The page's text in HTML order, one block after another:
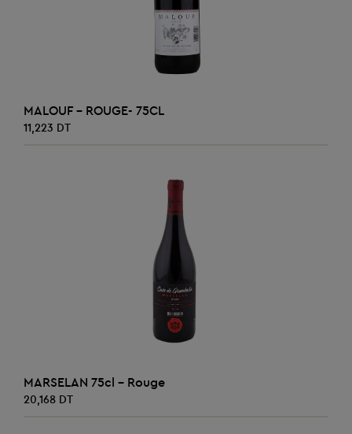
AJOUTER AU PANIER
MALOUF - ROUGE- 75CL
11,223 DT
MARSELAN 75cl - Rouge
20,168 DT